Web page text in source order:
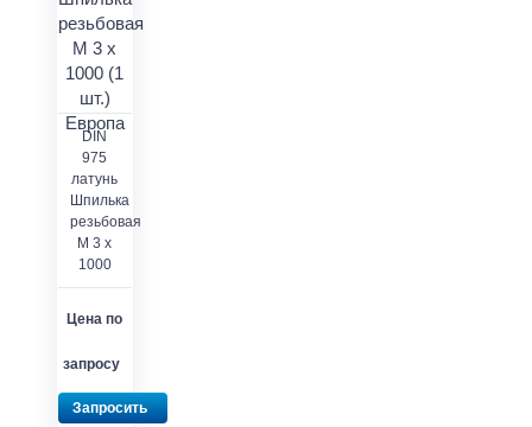
DIN
975
латунь
Шпилька
резьбовая
M 3 x
1000
Цена по
запросу
Запросить